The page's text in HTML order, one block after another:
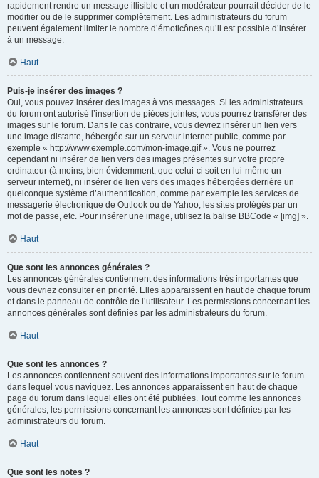
rapidement rendre un message illisible et un modérateur pourrait décider de le
modifier ou de le supprimer complètement. Les administrateurs du forum
peuvent également limiter le nombre d’émoticônes qu’il est possible d’insérer
à un message.
Haut
Puis-je insérer des images ?
Oui, vous pouvez insérer des images à vos messages. Si les administrateurs
du forum ont autorisé l’insertion de pièces jointes, vous pourrez transférer des
images sur le forum. Dans le cas contraire, vous devrez insérer un lien vers
une image distante, hébergée sur un serveur internet public, comme par
exemple « http://www.exemple.com/mon-image.gif ». Vous ne pourrez
cependant ni insérer de lien vers des images présentes sur votre propre
ordinateur (à moins, bien évidemment, que celui-ci soit en lui-même un
serveur internet), ni insérer de lien vers des images hébergées derrière un
quelconque système d’authentification, comme par exemple les services de
messagerie électronique de Outlook ou de Yahoo, les sites protégés par un
mot de passe, etc. Pour insérer une image, utilisez la balise BBCode « [img] ».
Haut
Que sont les annonces générales ?
Les annonces générales contiennent des informations très importantes que
vous devriez consulter en priorité. Elles apparaissent en haut de chaque forum
et dans le panneau de contrôle de l’utilisateur. Les permissions concernant les
annonces générales sont définies par les administrateurs du forum.
Haut
Que sont les annonces ?
Les annonces contiennent souvent des informations importantes sur le forum
dans lequel vous naviguez. Les annonces apparaissent en haut de chaque
page du forum dans lequel elles ont été publiées. Tout comme les annonces
générales, les permissions concernant les annonces sont définies par les
administrateurs du forum.
Haut
Que sont les notes ?